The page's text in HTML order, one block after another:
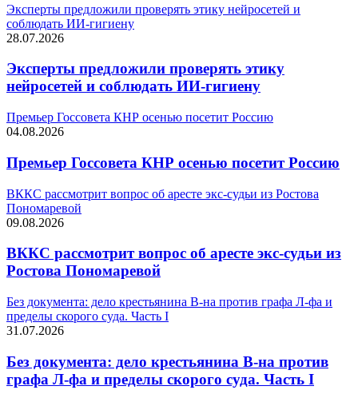
Эксперты предложили проверять этику нейросетей и
соблюдать ИИ-гигиену
28.07.2026
Эксперты предложили проверять этику
нейросетей и соблюдать ИИ-гигиену
Премьер Госсовета КНР осенью посетит Россию
04.08.2026
Премьер Госсовета КНР осенью посетит Россию
ВККС рассмотрит вопрос об аресте экс-судьи из Ростова
Пономаревой
09.08.2026
ВККС рассмотрит вопрос об аресте экс-судьи из
Ростова Пономаревой
Без документа: дело крестьянина В-на против графа Л-фа и
пределы скорого суда. Часть I
31.07.2026
Без документа: дело крестьянина В-на против
графа Л-фа и пределы скорого суда. Часть I